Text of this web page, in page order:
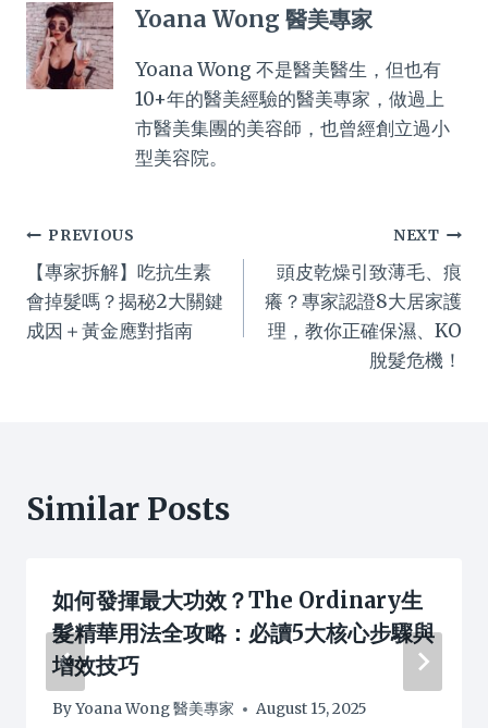
Yoana Wong 醫美專家
Yoana Wong 不是醫美醫生，但也有
10+年的醫美經驗的醫美專家，做過上
市醫美集團的美容師，也曾經創立過小
型美容院。
Post
navigation
PREVIOUS
【專家拆解】吃抗生素
會掉髮嗎？揭秘2大關鍵
成因＋黃金應對指南
NEXT
頭皮乾燥引致薄毛、痕
癢？專家認證8大居家護
理，教你正確保濕、KO
脫髮危機！
Similar Posts
如何發揮最大功效？The Ordinary生
髮精華用法全攻略：必讀5大核心步驟與
增效技巧
ByYoana Wong 醫美專家 August 15, 2025